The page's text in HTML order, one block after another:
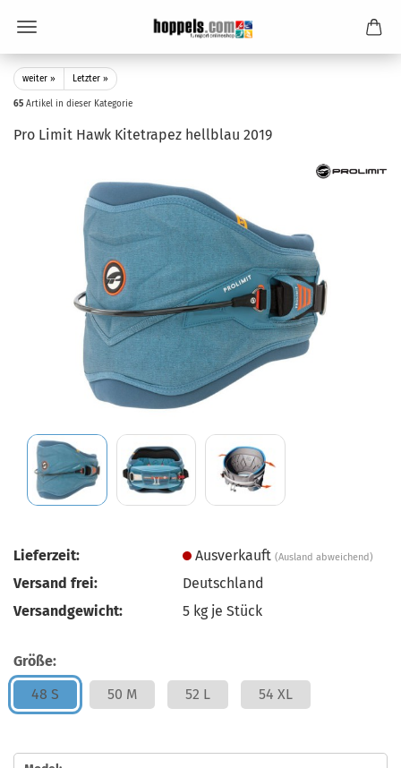
weiter » Letzter »
65 Artikel in dieser Kategorie
Pro Limit Hawk Kitetrapez hellblau 2019
Lieferzeit: Ausverkauft(Ausland abweichend)
Versand frei:
Deutschland
Versandgewicht:
5 kg je Stück
Größe:
48 S
50 M 52 L 54 XL